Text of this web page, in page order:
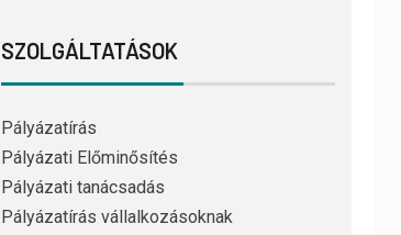
SZOLGÁLTATÁSOK
Pályázatírás
Pályázati Előminősítés
Pályázati tanácsadás
Pályázatírás vállalkozásoknak